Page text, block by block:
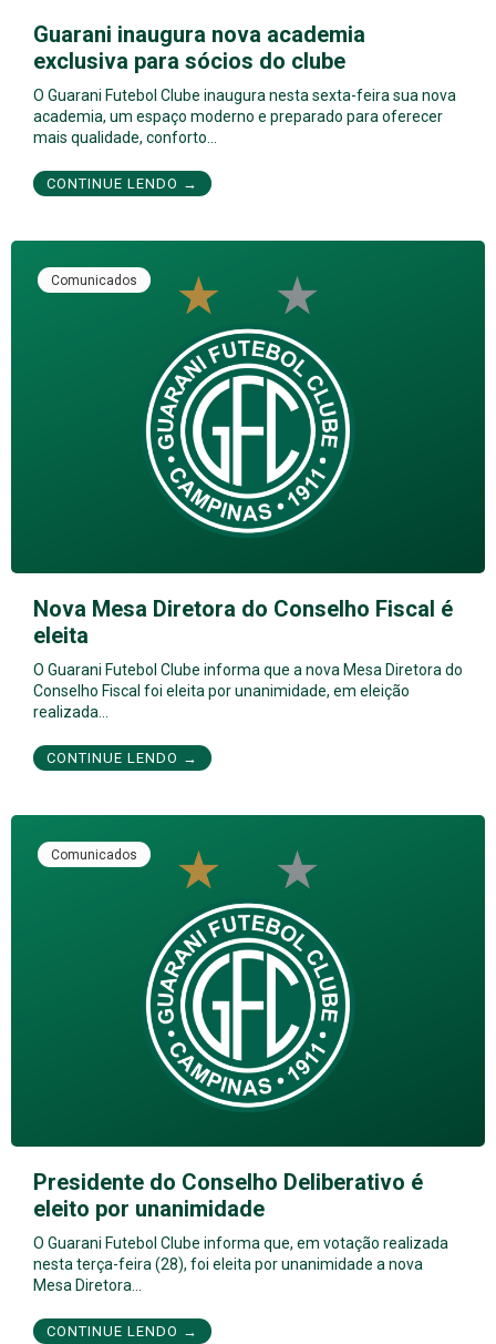
Guarani inaugura nova academia
exclusiva para sócios do clube
O Guarani Futebol Clube inaugura nesta sexta-feira sua nova
academia, um espaço moderno e preparado para oferecer
mais qualidade, conforto…
CONTINUE LENDO →
Comunicados
Nova Mesa Diretora do Conselho Fiscal é
eleita
O Guarani Futebol Clube informa que a nova Mesa Diretora do
Conselho Fiscal foi eleita por unanimidade, em eleição
realizada…
CONTINUE LENDO →
Comunicados
Presidente do Conselho Deliberativo é
eleito por unanimidade
O Guarani Futebol Clube informa que, em votação realizada
nesta terça-feira (28), foi eleita por unanimidade a nova
Mesa Diretora…
CONTINUE LENDO →